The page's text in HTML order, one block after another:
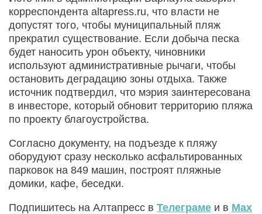
корреспондента аltapress.ru, что власти не
допустят того, чтобы муниципальный пляж
прекратил существование. Если добыча песка
будет наносить урон объекту, чиновники
используют административные рычаги, чтобы
остановить деградацию зоны отдыха. Также
источник подтвердил, что мэрия заинтересована
в инвесторе, который обновит территорию пляжа
по проекту благоустройства.
Согласно документу, на подъезде к пляжу
оборудуют сразу несколько асфальтированных
парковок на 849 машин, построят пляжные
домики, кафе, беседки.
Подпишитесь на Алтапресс в Телеграме и в Max